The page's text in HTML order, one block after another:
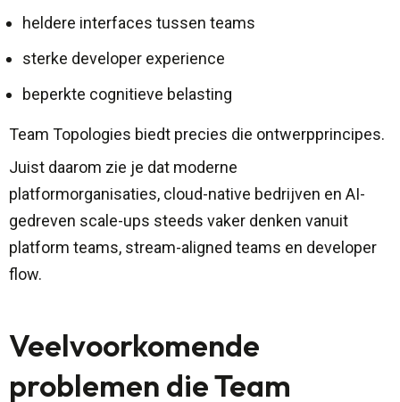
heldere interfaces tussen teams
sterke developer experience
beperkte cognitieve belasting
Team Topologies biedt precies die ontwerpprincipes.
Juist daarom zie je dat moderne
platformorganisaties, cloud-native bedrijven en AI-
gedreven scale-ups steeds vaker denken vanuit
platform teams, stream-aligned teams en developer
flow.
Veelvoorkomende
problemen die Team